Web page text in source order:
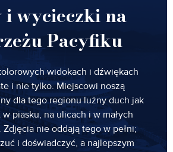
wycieczki na
Pacyfiku
widokach i dźwiękach
i nie tylko. Miejscowi noszą
dla tego regionu luźny duch jak
piasku, na ulicach i w małych
Zdjęcia nie oddają tego w pełni;
i doświadczyć, a najlepszym